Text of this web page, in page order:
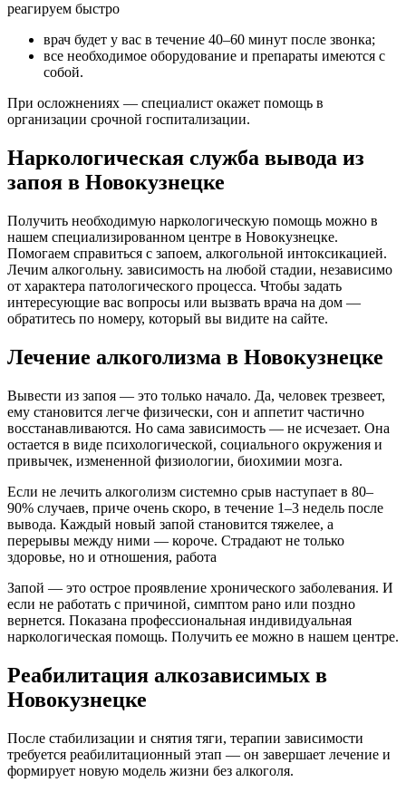
реагируем быстро
врач будет у вас в течение 40–60 минут после звонка;
все необходимое оборудование и препараты имеются с
собой.
При осложнениях — специалист окажет помощь в
организации срочной госпитализации.
Наркологическая служба вывода из
запоя в Новокузнецке
Получить необходимую наркологическую помощь можно в
нашем специализированном центре в Новокузнецке.
Помогаем справиться с запоем, алкогольной интоксикацией.
Лечим алкогольну. зависимость на любой стадии, независимо
от характера патологического процесса. Чтобы задать
интересующие вас вопросы или вызвать врача на дом —
обратитесь по номеру, который вы видите на сайте.
Лечение алкоголизма в Новокузнецке
Вывести из запоя — это только начало. Да, человек трезвеет,
ему становится легче физически, сон и аппетит частично
восстанавливаются. Но сама зависимость — не исчезает. Она
остается в виде психологической, социального окружения и
привычек, измененной физиологии, биохимии мозга.
Если не лечить алкоголизм системно срыв наступает в 80–
90% случаев, приче очень скоро, в течение 1–3 недель после
вывода. Каждый новый запой становится тяжелее, а
перерывы между ними — короче. Страдают не только
здоровье, но и отношения, работа
Запой — это острое проявление хронического заболевания. И
если не работать с причиной, симптом рано или поздно
вернется. Показана профессиональная индивидуальная
наркологическая помощь. Получить ее можно в нашем центре.
Реабилитация алкозависимых в
Новокузнецке
После стабилизации и снятия тяги, терапии зависимости
требуется реабилитационный этап — он завершает лечение и
формирует новую модель жизни без алкоголя.